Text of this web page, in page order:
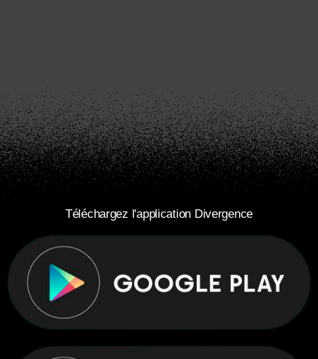
Téléchargez l'application Divergence